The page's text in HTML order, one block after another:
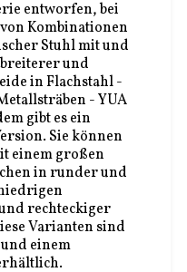
entworfen, bei
Kombinationen
Stuhl mit und
und
in Flachstahl -
- YUA
gibt es ein
Sie können
einem großen
in runder und
rechteckiger
Varianten sind
einem